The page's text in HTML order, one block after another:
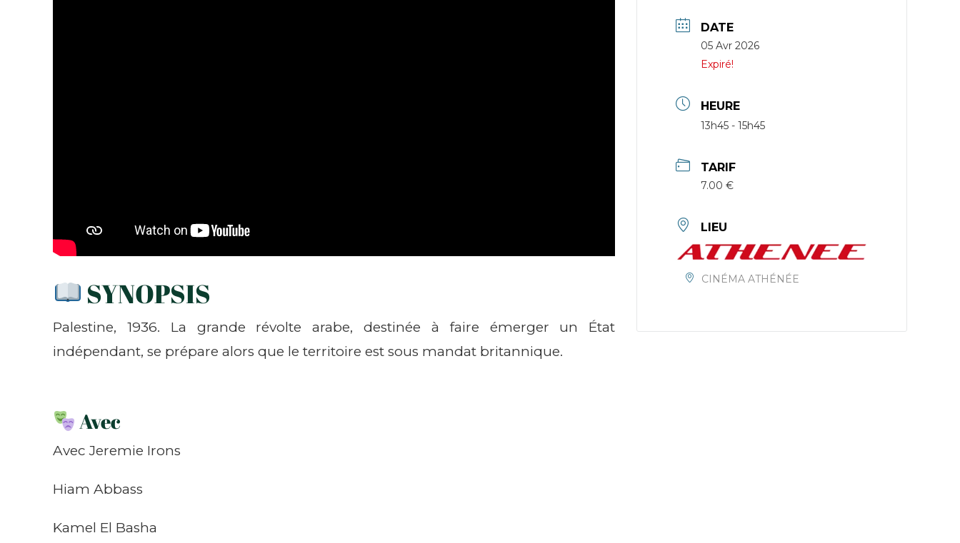
SYNOPSIS
Palestine, 1936. La grande révolte arabe, destinée à faire émerger un État
indépendant, se prépare alors que le territoire est sous mandat britannique.
Avec
Avec Jeremie Irons
Hiam Abbass
Kamel El Basha
DATE
05 Avr 2026
Expiré!
HEURE
13h45 - 15h45
TARIF
7.00 €
LIEU
CINÉMA ATHÉNÉE